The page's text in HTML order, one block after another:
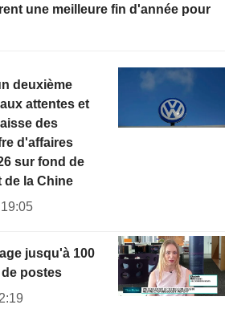
une meilleure fin d'année pour
deuxième
attentes et
des
d'affaires
sur fond de
de la Chine
jusqu'à 100
postes